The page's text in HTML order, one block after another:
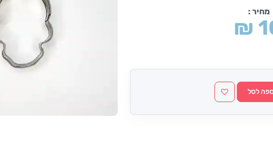
מחיר :
₪
לסל